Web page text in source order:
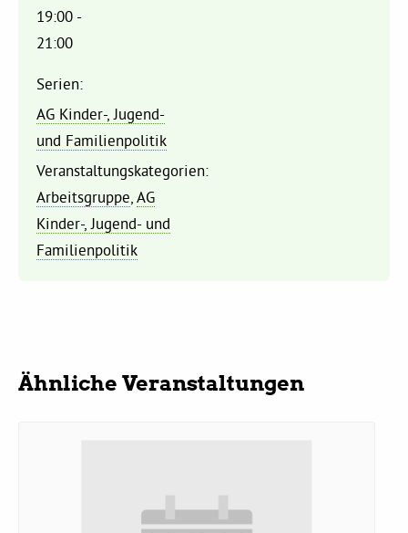
Grüne im Rathaus
Ratsfraktion
Ratsmitglieder 2025 – 2030
Ratsanträge
Bezirksvertretungen
19:00 -
21:00
Serien:
AG Kinder-, Jugend-
und Familienpolitik
Veranstaltungskategorien:
Arbeitsgruppe ,AG
Kinder-, Jugend- und
Familienpolitik
Ähnliche Veranstaltungen